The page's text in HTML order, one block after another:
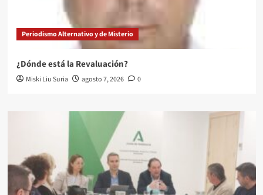
Periodismo Alternativo y de Misterio
¿Dónde está la Revaluación?
Miski Liu Suria agosto 7, 2026 0